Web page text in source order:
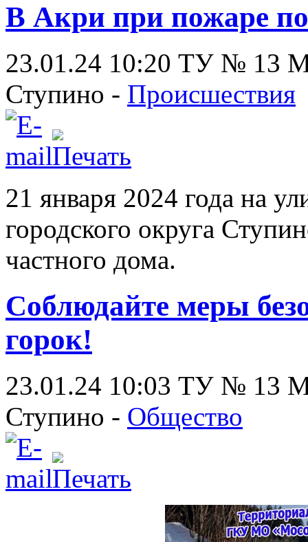
В Акри при пожаре
23.01.24 10:20 ТУ № 13
Ступино - Происшествия
21 января 2024 года на
городского округа
частного дома.
Соблюдайте меры
горок!
23.01.24 10:03 ТУ № 13
Ступино - Общество